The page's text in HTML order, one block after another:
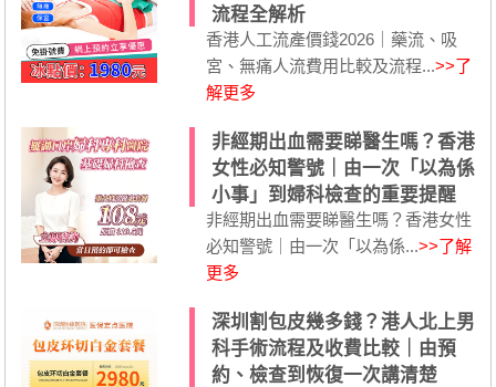
流程全解析
香港人工流產價錢2026｜藥流、吸
宮、無痛人流費用比較及流程...>>了
解更多
非經期出血需要睇醫生嗎？香港
女性必知警號｜由一次「以為係
小事」到婦科檢查的重要提醒
非經期出血需要睇醫生嗎？香港女性
必知警號｜由一次「以為係...>>了解
更多
深圳割包皮幾多錢？港人北上男
科手術流程及收費比較｜由預
約、檢查到恢復一次講清楚